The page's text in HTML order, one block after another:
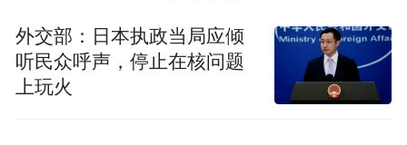
外交部：日本执政当局应倾
听民众呼声，停止在核问题
上玩火